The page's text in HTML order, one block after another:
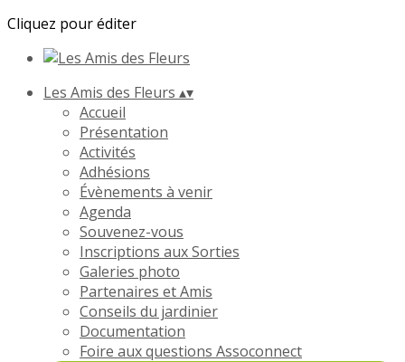
Cliquez pour éditer
Les Amis des Fleurs ▴▾
Accueil
Présentation
Activités
Adhésions
Évènements à venir
Agenda
Souvenez-vous
Inscriptions aux Sorties
Galeries photo
Partenaires et Amis
Conseils du jardinier
Documentation
Foire aux questions Assoconnect